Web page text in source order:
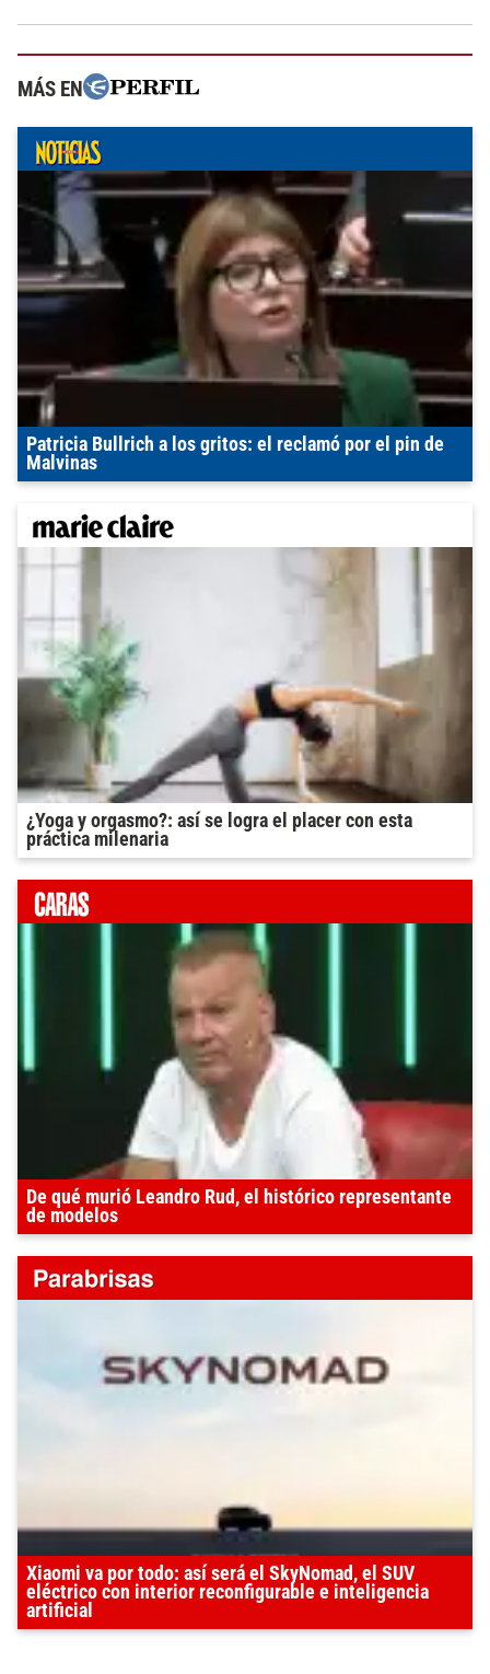
MÁS EN
Patricia Bullrich a los gritos: el reclamó por el pin de
Malvinas
¿Yoga y orgasmo?: así se logra el placer con esta
práctica milenaria
De qué murió Leandro Rud, el histórico representante
de modelos
Xiaomi va por todo: así será el SkyNomad, el SUV
eléctrico con interior reconfigurable e inteligencia
artificial